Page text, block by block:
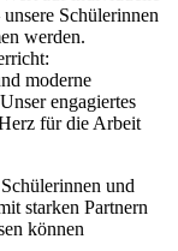
Schülerinnen
werden.
moderne
engagiertes
für die Arbeit
und
starken Partnern
können